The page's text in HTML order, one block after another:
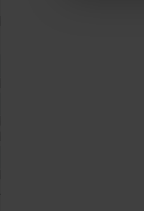
Adultos